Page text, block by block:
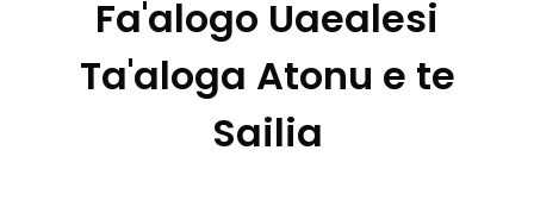
Fa'alogo Uaealesi
Ta'aloga Atonu e te
Sailia